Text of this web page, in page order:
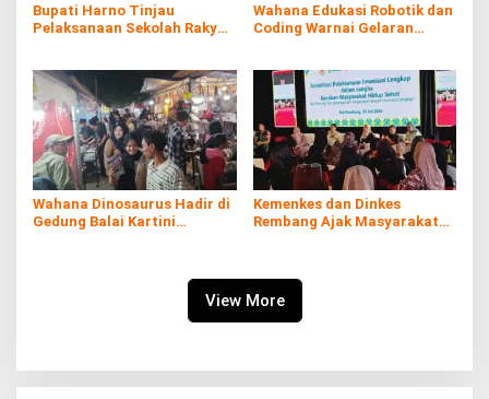
Bupati Harno Tinjau
Pelaksanaan Sekolah Rakyat
Wahana Edukasi Robotik dan
Coding Warnai Gelaran
Wahana Dinosaurus Hadir di
Gedung Balai Kartini
Kemenkes dan Dinkes
Rembang Ajak Masyarakat
View More